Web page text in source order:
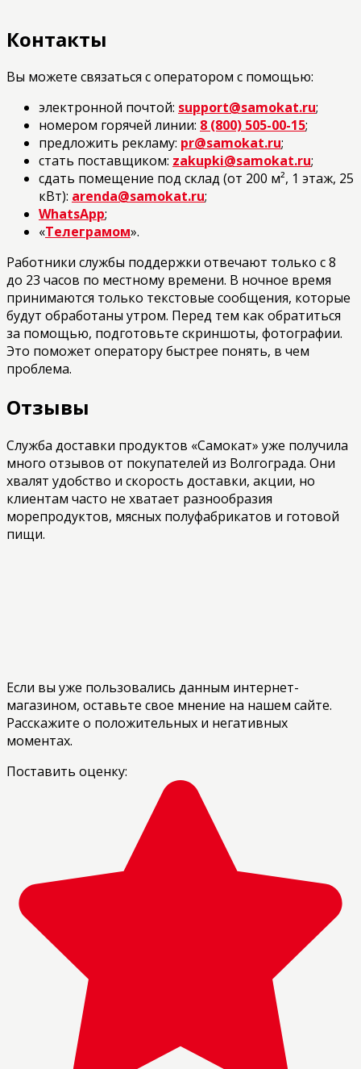
Контакты
Вы можете связаться с оператором с помощью:
электронной почтой: support@samokat.ru;
номером горячей линии: 8 (800) 505-00-15;
предложить рекламу: pr@samokat.ru;
стать поставщиком: zakupki@samokat.ru;
сдать помещение под склад (от 200 м², 1 этаж, 25
кВт): arenda@samokat.ru;
WhatsApp;
«Телеграмом».
Работники службы поддержки отвечают только с 8
до 23 часов по местному времени. В ночное время
принимаются только текстовые сообщения, которые
будут обработаны утром. Перед тем как обратиться
за помощью, подготовьте скриншоты, фотографии.
Это поможет оператору быстрее понять, в чем
проблема.
Отзывы
Служба доставки продуктов «Самокат» уже получила
много отзывов от покупателей из Волгограда. Они
хвалят удобство и скорость доставки, акции, но
клиентам часто не хватает разнообразия
морепродуктов, мясных полуфабрикатов и готовой
пищи.
Если вы уже пользовались данным интернет-
магазином, оставьте свое мнение на нашем сайте.
Расскажите о положительных и негативных
моментах.
Поставить оценку: